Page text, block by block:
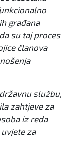
građana
su taj proces
članova
službu,
zahtjeve za
iz reda
za